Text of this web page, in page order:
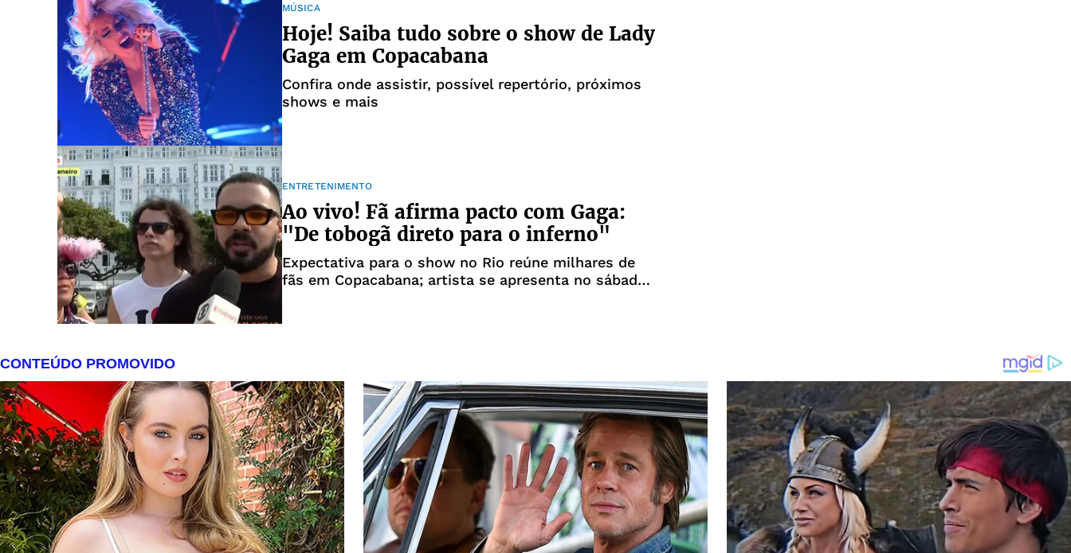
MÚSICA
Hoje! Saiba tudo sobre o show de Lady
Gaga em Copacabana
Confira onde assistir, possível repertório, próximos
shows e mais
ENTRETENIMENTO
Ao vivo! Fã afirma pacto com Gaga:
"De tobogã direto para o inferno"
Expectativa para o show no Rio reúne milhares de
fãs em Copacabana; artista se apresenta no sábado,